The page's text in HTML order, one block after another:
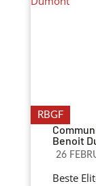
RBGF
Benoit
26
Beste